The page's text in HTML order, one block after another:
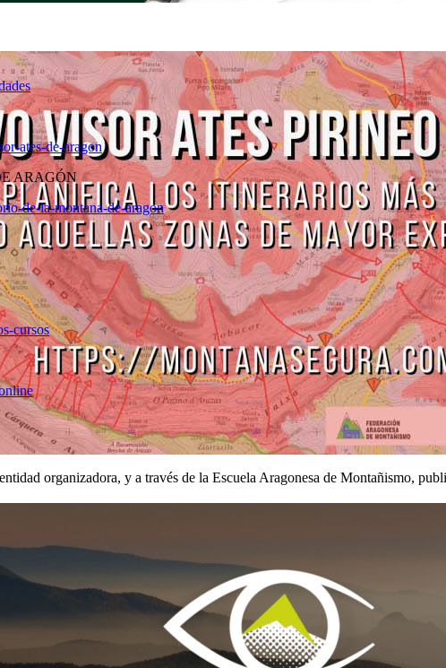
ates-de-aragon
ARAGÓN
de-la-montana-de-aragon
cursos
ESCALADA
organizadora, y a través de la Escuela Aragonesa de Montañismo,
MONTFALCÓ
daños en la infraestructura, las Pasarelas de Montfalcó quedan cerradas
DE URDICETO